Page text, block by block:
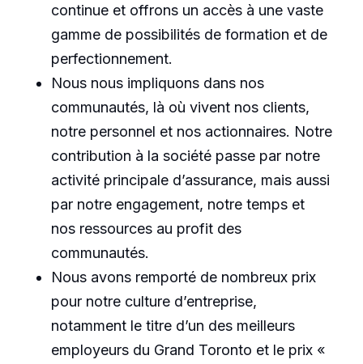
continue et offrons un accès à une vaste
gamme de possibilités de formation et de
perfectionnement.
Nous nous impliquons dans nos
communautés, là où vivent nos clients,
notre personnel et nos actionnaires. Notre
contribution à la société passe par notre
activité principale d’assurance, mais aussi
par notre engagement, notre temps et
nos ressources au profit des
communautés.
Nous avons remporté de nombreux prix
pour notre culture d’entreprise,
notamment le titre d’un des meilleurs
employeurs du Grand Toronto et le prix «